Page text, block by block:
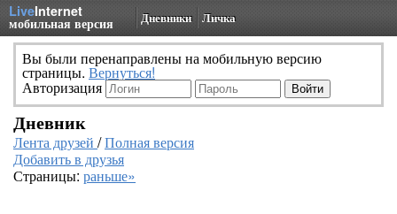
LiveInternet
мобильная версия Дневники Личка
Вы были перенаправлены на мобильную версию
страницы. Вернуться!
Авторизация
Дневник
Лента друзей /Полная версия
Добавить в друзья
Страницы: раньше»